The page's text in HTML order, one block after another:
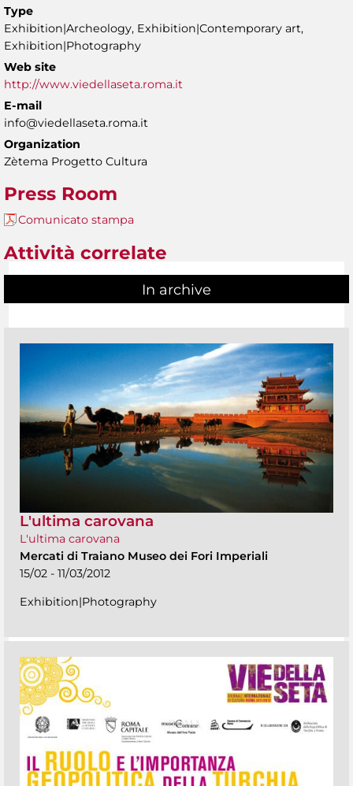
Type
Exhibition|Archeology, Exhibition|Contemporary art,
Exhibition|Photography
Web site
http://www.viedellaseta.roma.it
E-mail
info@viedellaseta.roma.it
Organization
Zètema Progetto Cultura
Press Room
Comunicato stampa
Attività correlate
In archive
L'ultima carovana
L'ultima carovana
Mercati di Traiano Museo dei Fori Imperiali
15/02 - 11/03/2012
Exhibition|Photography